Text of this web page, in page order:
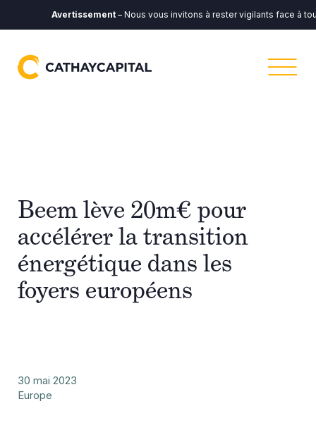
Avertissement– Nous vous invitons à rester vigilants face à toute
Beem lève 20m€ pour
accélérer la transition
énergétique dans les
foyers européens
30 mai 2023
Europe